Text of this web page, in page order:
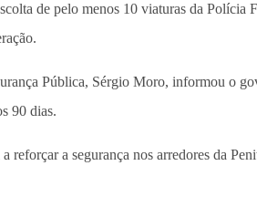
de pelo menos 10 viaturas da
Pública, Sérgio Moro, informou o
90 dias.
reforçar a segurança nos arredores da